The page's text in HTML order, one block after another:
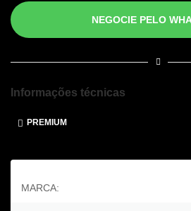
NEGOCIE PELO
Informações técnicas
PREMIUM
MARCA: